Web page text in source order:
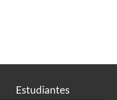
Estudiantes